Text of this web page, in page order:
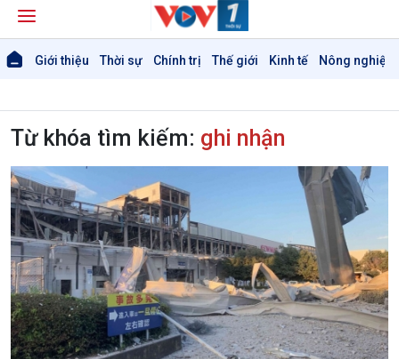
Giới thiệu Thời sự Chính trị Thế giới Kinh tế Nông nghiệp
Từ khóa tìm kiếm: ghi nhận